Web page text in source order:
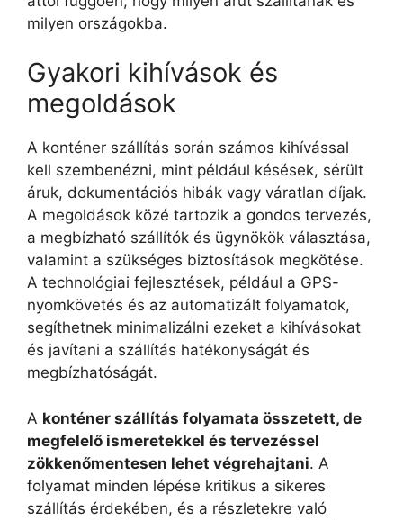
milyen országokba.
Gyakori kihívások és
megoldások
A konténer szállítás során számos kihívással
kell szembenézni, mint például késések, sérült
áruk, dokumentációs hibák vagy váratlan díjak.
A megoldások közé tartozik a gondos tervezés,
a megbízható szállítók és ügynökök választása,
valamint a szükséges biztosítások megkötése.
A technológiai fejlesztések, például a GPS-
nyomkövetés és az automatizált folyamatok,
segíthetnek minimalizálni ezeket a kihívásokat
és javítani a szállítás hatékonyságát és
megbízhatóságát.
A konténer szállítás folyamata összetett, de
megfelelő ismeretekkel és tervezéssel
zökkenőmentesen lehet végrehajtani. A
folyamat minden lépése kritikus a sikeres
szállítás érdekében, és a részletekre való